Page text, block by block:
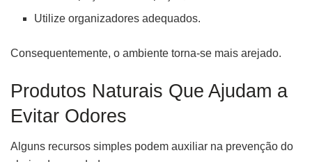
Utilize organizadores adequados.
Consequentemente, o ambiente torna-se mais arejado.
Produtos Naturais Que Ajudam a
Evitar Odores
Alguns recursos simples podem auxiliar na prevenção do